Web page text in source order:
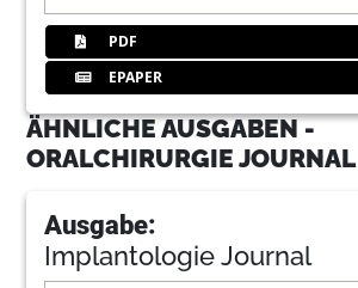
PDF
EPAPER
ÄHNLICHE AUSGABEN -
ORALCHIRURGIE JOURNAL
Ausgabe:
Implantologie Journal